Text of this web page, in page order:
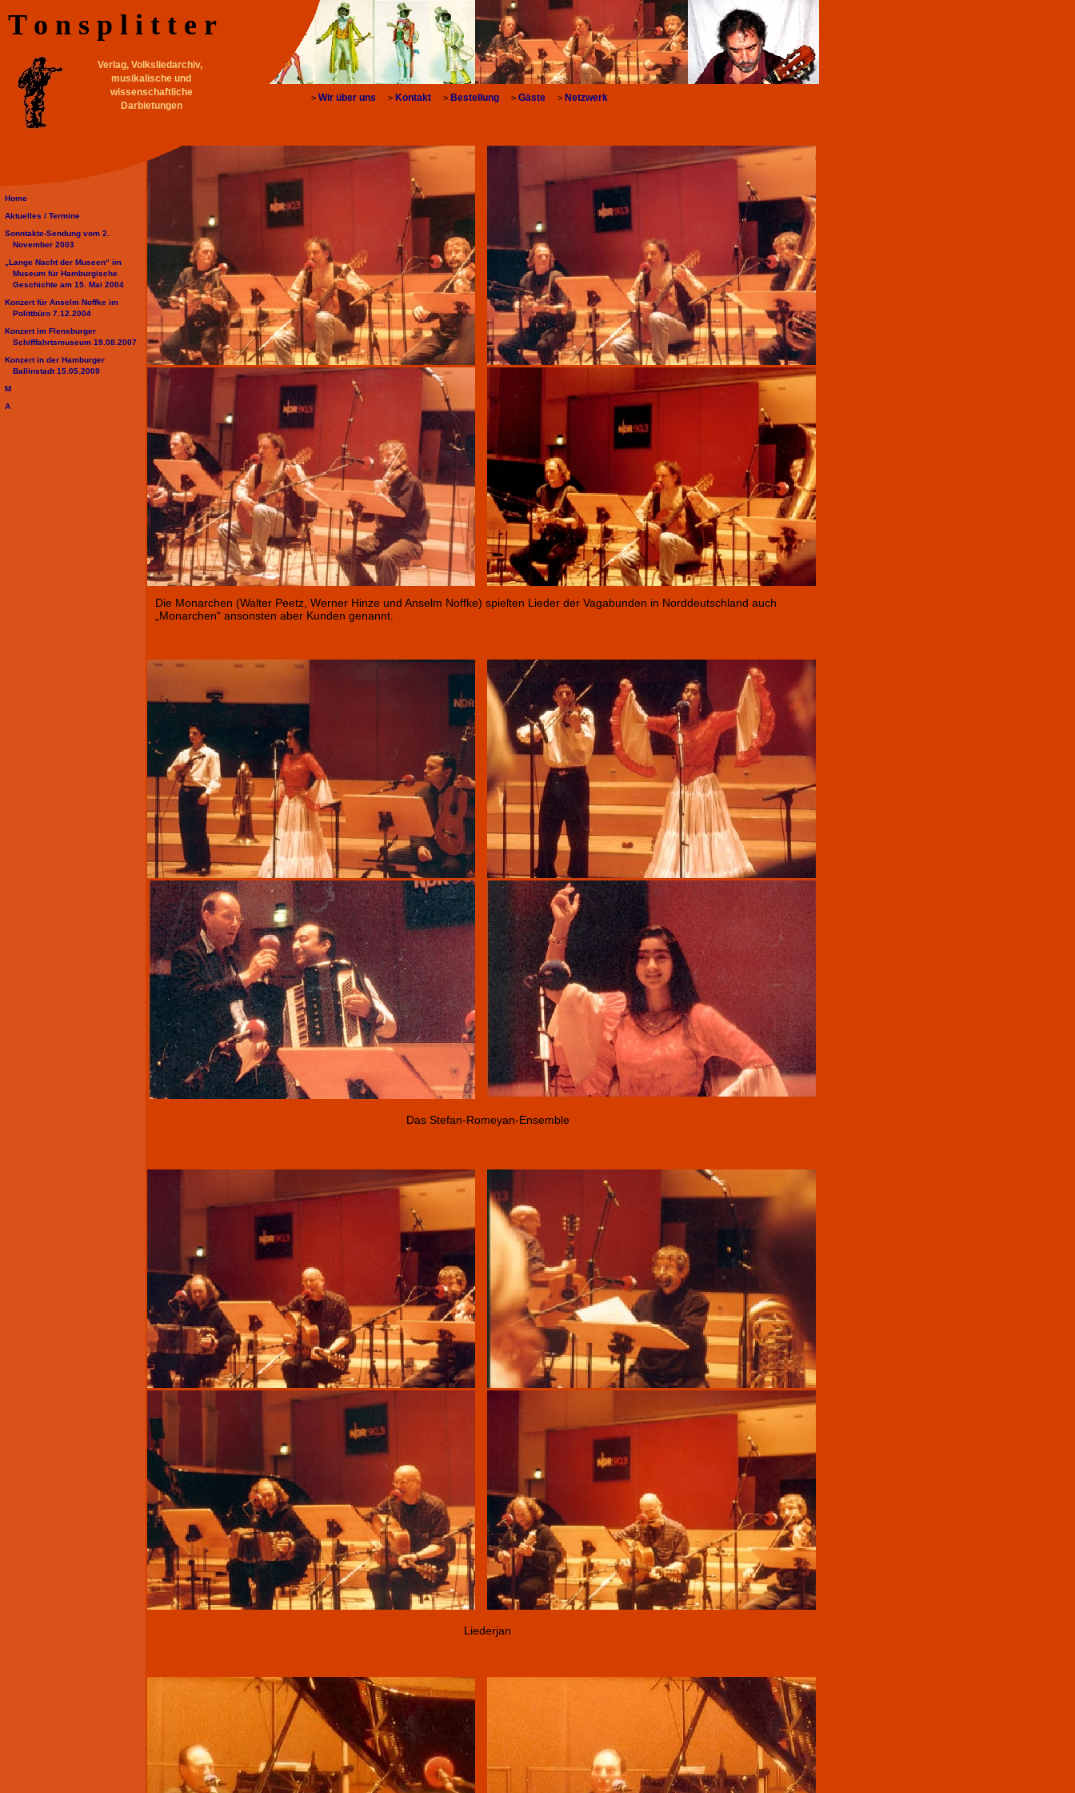
Die Monarchen (Walter Peetz, Werner Hinze und Anselm Noffke) spielten Lieder der Vagabunden in Norddeutschland auch
„Monarchen“ ansonsten aber Kunden genannt.
Das Stefan-Romeyan-Ensemble
Liederjan
> Wir über uns > Kontakt > Bestellung > Gäste > Netzwerk
Home
Aktuelles / Termine
Sonntakte-Sendung vom 2.
November 2003
„Lange Nacht der Museen“ im
Museum für Hamburgische
Geschichte am 15. Mai 2004
Konzert für Anselm Noffke im
Polittbüro 7.12.2004
Konzert im Flensburger
Schifffahrtsmuseum 19.08.2007
Konzert in der Hamburger
Ballinstadt 15.05.2009
M
A
T o n s p l i t t e r
Verlag, Volksliedarchiv,
musikalische und
wissenschaftliche
Darbietungen